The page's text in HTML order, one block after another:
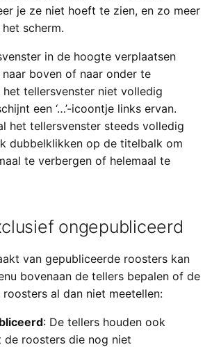
de tellers
tellers
sleutels
Dataviews gebruiken
Voorbeelden
module
2020
2017
je ze niet hoeft te zien, en zo meer
scherm.
in de hoogte verplaatsen
boven of naar onder te
het tellersvenster niet volledig
een ‘…’-icoontje links ervan.
het tellersvenster steeds volledig
dubbelklikken op de titelbalk om
te verbergen of helemaal te
ongepubliceerd
van gepubliceerde roosters kan
bovenaan de tellers bepalen of de
al dan niet meetellen:
: De tellers houden ook
de roosters die nog niet